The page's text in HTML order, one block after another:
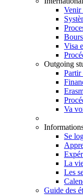
Venir
Visa
Outgoing
Partir
Va
Se
La
Les
Guide des